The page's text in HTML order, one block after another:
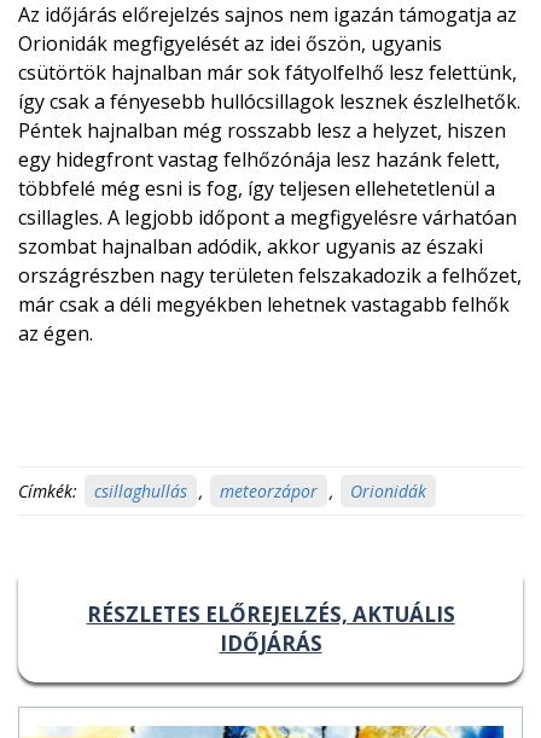
Az időjárás előrejelzés sajnos nem igazán támogatja az
Orionidák megfigyelését az idei őszön, ugyanis
csütörtök hajnalban már sok fátyolfelhő lesz felettünk,
így csak a fényesebb hullócsillagok lesznek észlelhetők.
Péntek hajnalban még rosszabb lesz a helyzet, hiszen
egy hidegfront vastag felhőzónája lesz hazánk felett,
többfelé még esni is fog, így teljesen ellehetetlenül a
csillagles. A legjobb időpont a megfigyelésre várhatóan
szombat hajnalban adódik, akkor ugyanis az északi
országrészben nagy területen felszakadozik a felhőzet,
már csak a déli megyékben lehetnek vastagabb felhők
az égen.
Címkék: csillaghullás , meteorzápor , Orionidák
RÉSZLETES ELŐREJELZÉS, AKTUÁLIS
IDŐJÁRÁS